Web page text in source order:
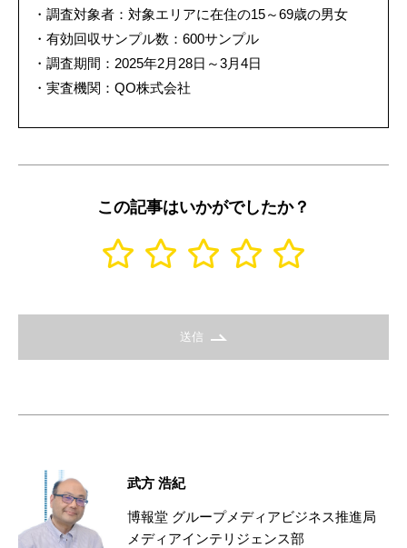
・調査対象者：対象エリアに在住の15～69歳の男女
・有効回収サンプル数：600サンプル
・調査期間：2025年2月28日～3月4日
・実査機関：QO株式会社
この記事はいかがでしたか？
送信
武方 浩紀
博報堂 グループメディアビジネス推進局
メディアインテリジェンス部